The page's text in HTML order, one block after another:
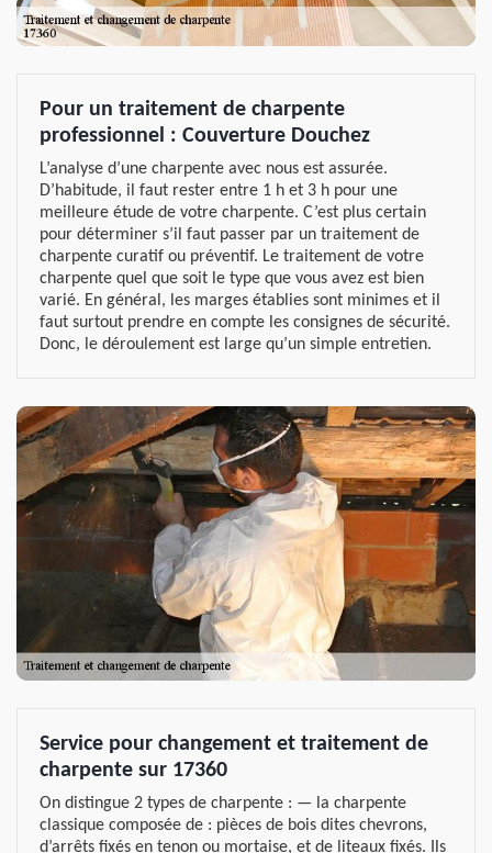
Pour un traitement de charpente
professionnel : Couverture Douchez
L’analyse d’une charpente avec nous est assurée.
D’habitude, il faut rester entre 1 h et 3 h pour une
meilleure étude de votre charpente. C’est plus certain
pour déterminer s’il faut passer par un traitement de
charpente curatif ou préventif. Le traitement de votre
charpente quel que soit le type que vous avez est bien
varié. En général, les marges établies sont minimes et il
faut surtout prendre en compte les consignes de sécurité.
Donc, le déroulement est large qu’un simple entretien.
Service pour changement et traitement de
charpente sur 17360
On distingue 2 types de charpente : — la charpente
classique composée de : pièces de bois dites chevrons,
d’arrêts fixés en tenon ou mortaise, et de liteaux fixés. Ils